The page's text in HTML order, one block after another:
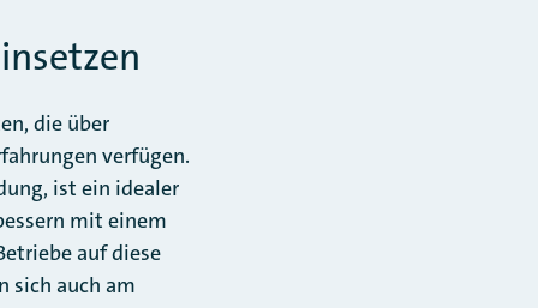
die über
verfügen.
ist ein idealer
mit einem
auf diese
sich auch am